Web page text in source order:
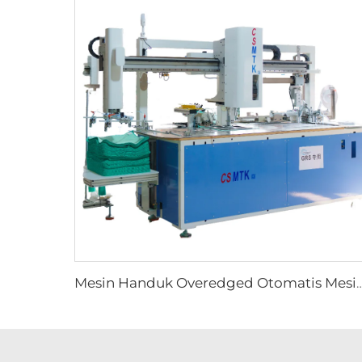
Mesin Handuk Overedged Otomatis